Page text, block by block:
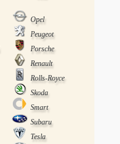
Opel
Peugeot
Porsche
Renault
Rolls-Royce
Skoda
Smart
Subaru
Tesla